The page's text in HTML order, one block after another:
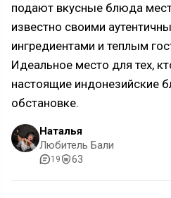
подают вкусные блюда
известно своими
ингредиентами и теплым
Идеальное место для тех,
настоящие индонезийские
обстановке.
Наталья
Любитель Бали
19 63